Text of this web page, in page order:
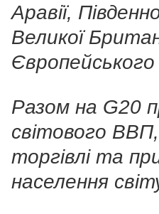
Аравії,
Великої
Разом на G20
світового
торгівлі та
населення